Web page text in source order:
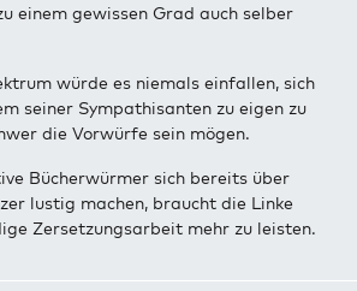
einem gewissen Grad auch selber
würde es niemals einfallen, sich
seiner Sympathisanten zu eigen zu
die Vorwürfe sein mögen.
Bücherwürmer sich bereits über
lustig machen, braucht die Linke
Zersetzungsarbeit mehr zu leisten.